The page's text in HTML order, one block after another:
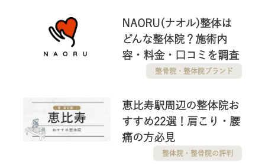
NAORU(ナオル)整体は
どんな整体院？施術内
容・料金・口コミを調査
整骨院・整体院ブランド
恵比寿駅周辺の整体院お
すすめ22選！肩こり・腰
痛の方必見
整体院・整骨院の評判